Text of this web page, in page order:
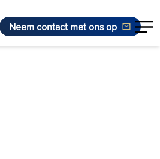
Neem contact met ons op